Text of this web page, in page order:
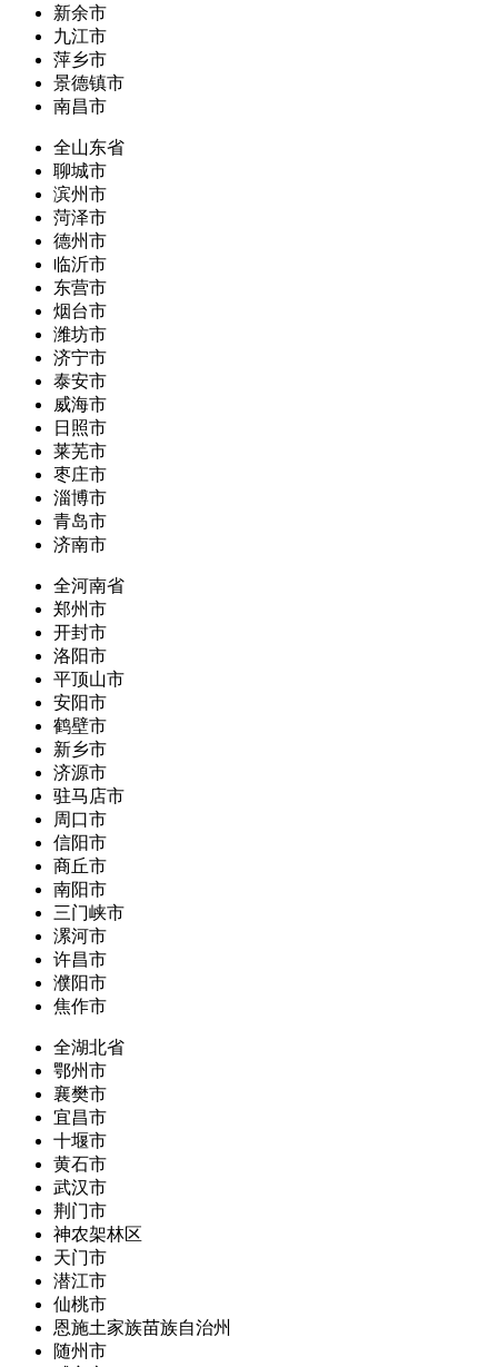
新余市
九江市
萍乡市
景德镇市
南昌市
全山东省
聊城市
滨州市
菏泽市
德州市
临沂市
东营市
烟台市
潍坊市
济宁市
泰安市
威海市
日照市
莱芜市
枣庄市
淄博市
青岛市
济南市
全河南省
郑州市
开封市
洛阳市
平顶山市
安阳市
鹤壁市
新乡市
济源市
驻马店市
周口市
信阳市
商丘市
南阳市
三门峡市
漯河市
许昌市
濮阳市
焦作市
全湖北省
鄂州市
襄樊市
宜昌市
十堰市
黄石市
武汉市
荆门市
神农架林区
天门市
潜江市
仙桃市
恩施土家族苗族自治州
随州市